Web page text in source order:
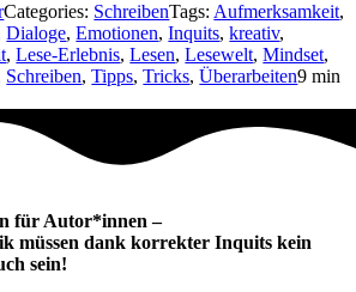
Categories: SchreibenTags: Aufmerksamkeit,
Dialoge,Emotionen,Inquits,kreativ,
,Lese-Erlebnis,Lesen,Lesewelt,Mindset,
Schreiben,Tipps,Tricks,Überarbeiten9 min
für Autor*innen –
müssen dank korrekter Inquits kein
sein!